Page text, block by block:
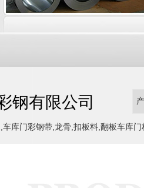
钢有限公司
库门彩钢带,龙骨,扣板料,翻板车库